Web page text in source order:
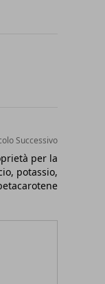
Successivo
per la
potassio,